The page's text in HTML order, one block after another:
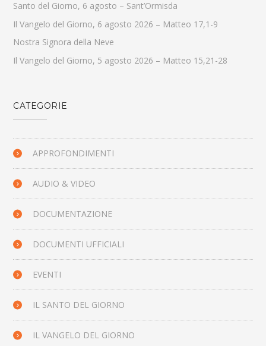
Santo del Giorno, 6 agosto – Sant’Ormisda
Il Vangelo del Giorno, 6 agosto 2026 – Matteo 17,1-9
Nostra Signora della Neve
Il Vangelo del Giorno, 5 agosto 2026 – Matteo 15,21-28
CATEGORIE
APPROFONDIMENTI
AUDIO & VIDEO
DOCUMENTAZIONE
DOCUMENTI UFFICIALI
EVENTI
IL SANTO DEL GIORNO
IL VANGELO DEL GIORNO